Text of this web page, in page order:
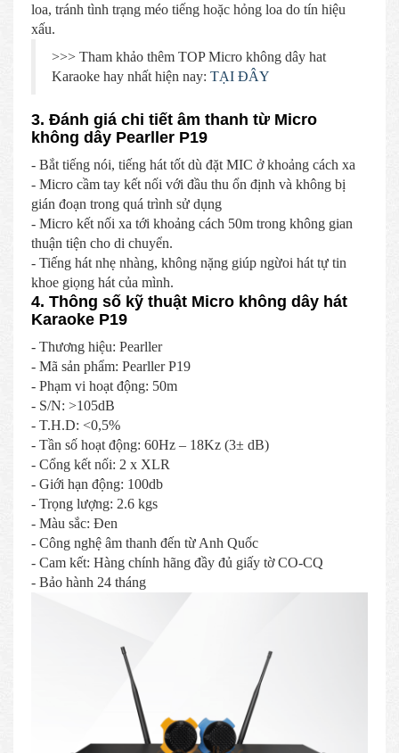
loa, tránh tình trạng méo tiếng hoặc hỏng loa do tín hiệu
xấu.
>>> Tham khảo thêm TOP Micro không dây hat
Karaoke hay nhất hiện nay: TẠI ĐÂY
3. Đánh giá chi tiết âm thanh từ Micro
không dây Pearller P19
- Bắt tiếng nói, tiếng hát tốt dù đặt MIC ở khoảng cách xa
- Micro cầm tay kết nối với đầu thu ổn định và không bị
gián đoạn trong quá trình sử dụng
- Micro kết nối xa tới khoảng cách 50m trong không gian
thuận tiện cho di chuyển.
- Tiếng hát nhẹ nhàng, không nặng giúp ngừoi hát tự tin
khoe giọng hát của mình.
4. Thông số kỹ thuật Micro không dây hát
Karaoke P19
- Thương hiệu: Pearller
- Mã sản phẩm: Pearller P19
- Phạm vi hoạt động: 50m
- S/N: >105dB
- T.H.D: <0,5%
- Tần số hoạt động: 60Hz – 18Kz (3± dB)
- Cổng kết nối: 2 x XLR
- Giới hạn động: 100db
- Trọng lượng: 2.6 kgs
- Màu sắc: Đen
- Công nghệ âm thanh đến từ Anh Quốc
- Cam kết: Hàng chính hãng đầy đủ giấy tờ CO-CQ
- Bảo hành 24 tháng